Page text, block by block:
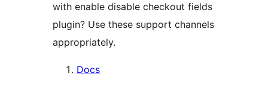
with enable disable checkout fields
plugin? Use these support channels
appropriately.
Docs